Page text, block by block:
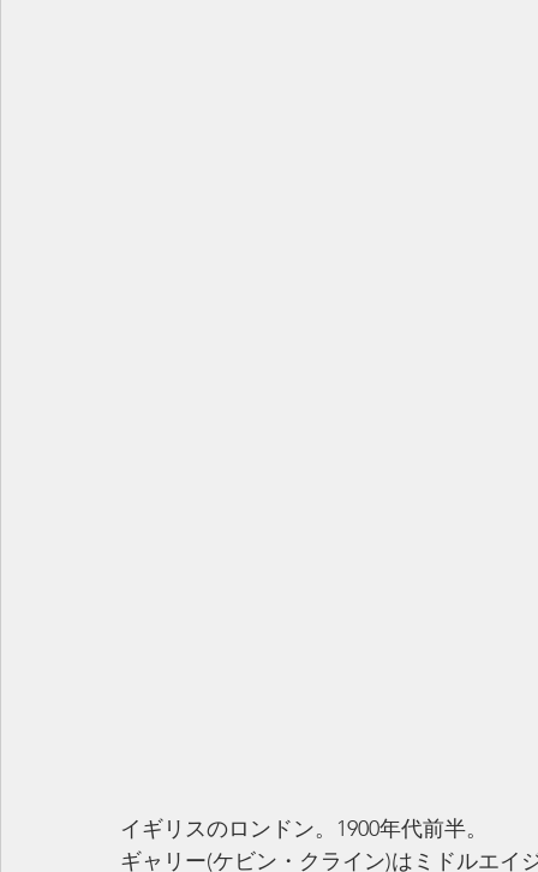
イギリスのロンドン。1900年代前半。
ギャリー(ケビン・クライン)はミドルエイ